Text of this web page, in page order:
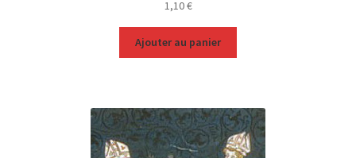
1,10€
Ajouter au panier